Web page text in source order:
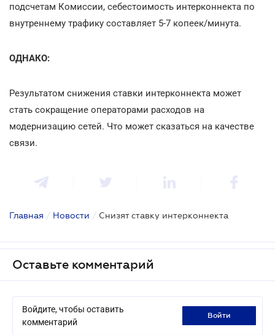
подсчетам Комиссии, себестоимость интерконнекта по
внутреннему трафику составляет 5-7 копеек/минута.
ОДНАКО:
Результатом снижения ставки интерконнекта может
стать сокращение операторами расходов на
модернизацию сетей. Что может сказаться на качестве
связи.
Главная / Новости / Снизят ставку интерконнекта
Оставьте комментарий
Войдите, чтобы оставить
комментарий
войти